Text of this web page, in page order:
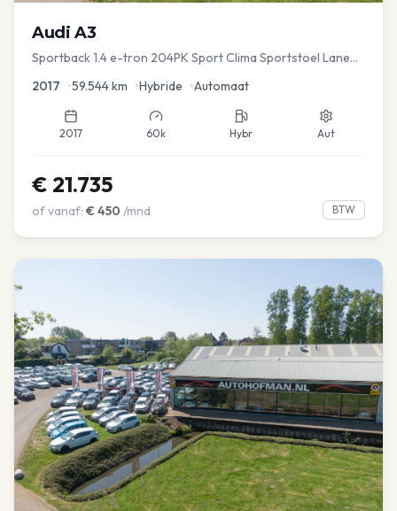
Audi A3
Sportback 1.4 e-tron 204PK Sport Clima Sportstoel Lane
2017 •59.544km •Hybride •Automaat
2017 60k Hybr Aut
€ 21.735
of vanaf: € 450 /mnd BTW